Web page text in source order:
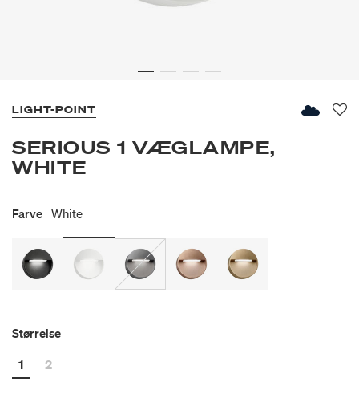
LIGHT-POINT
SERIOUS 1 VÆGLAMPE,
WHITE
Farve White
Størrelse
1
2